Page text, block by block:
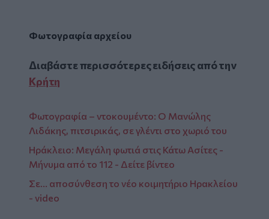
Φωτογραφία αρχείου
Διαβάστε περισσότερες ειδήσεις από την
Κρήτη
Φωτογραφία – ντοκουμέντο: Ο Μανώλης
Λιδάκης, πιτσιρικάς, σε γλέντι στο χωριό του
Ηράκλειο: Μεγάλη φωτιά στις Κάτω Ασίτες -
Μήνυμα από το 112 - Δείτε βίντεο
Σε... αποσύνθεση το νέο κοιμητήριο Ηρακλείου
- video